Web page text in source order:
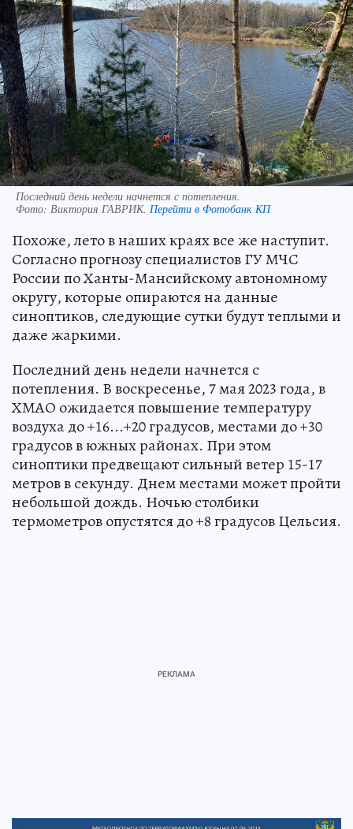
Последний день недели начнется с потепления.
Фото: Виктория ГАВРИК. Перейти в Фотобанк КП
Похоже, лето в наших краях все же наступит.
Согласно прогнозу специалистов ГУ МЧС
России по Ханты-Мансийскому автономному
округу, которые опираются на данные
синоптиков, следующие сутки будут теплыми и
даже жаркими.
Последний день недели начнется с
потепления. В воскресенье, 7 мая 2023 года, в
ХМАО ожидается повышение температуру
воздуха до +16...+20 градусов, местами до +30
градусов в южных районах. При этом
синоптики предвещают сильный ветер 15-17
метров в секунду. Днем местами может пройти
небольшой дождь. Ночью столбики
термометров опустятся до +8 градусов Цельсия.